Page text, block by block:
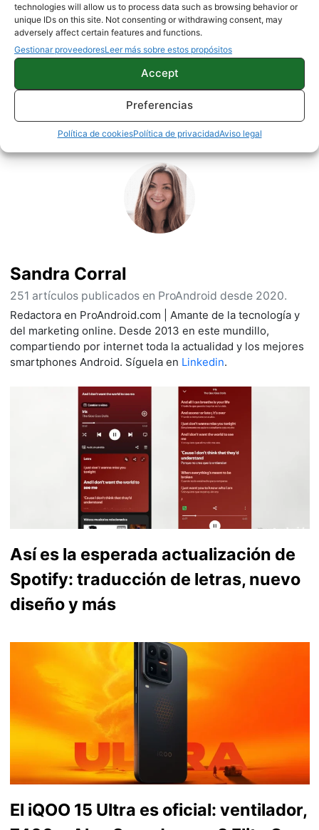
technologies will allow us to process data such as browsing behavior or
unique IDs on this site. Not consenting or withdrawing consent, may
adversely affect certain features and functions.
Gestionar proveedoresLeer más sobre estos propósitos
Accept
Preferencias
Política de cookiesPolítica de privacidadAviso legal
Fuente |GSMArena
MEIZU NOTICIAS
Sobre este autor
Sandra Corral
251 artículos publicados en ProAndroid desde 2020.
Redactora en ProAndroid.com | Amante de la tecnología y
del marketing online. Desde 2013 en este mundillo,
compartiendo por internet toda la actualidad y los mejores
smartphones Android. Síguela en Linkedin.
Así es la esperada actualización de
Spotify: traducción de letras, nuevo
diseño y más
El iQOO 15 Ultra es oficial: ventilador,